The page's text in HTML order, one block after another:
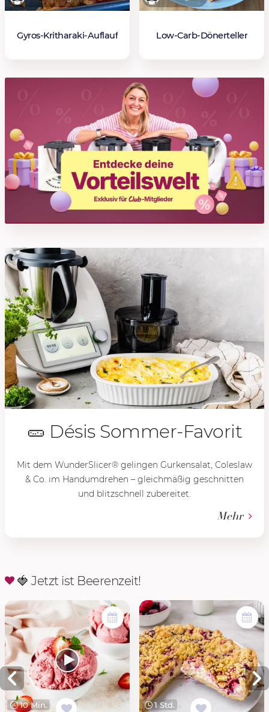
Gyros-Kritharaki-Auflauf Low-Carb-Dönerteller
🥒 Désis Sommer-Favorit
Mit dem WunderSlicer® gelingen Gurkensalat, Coleslaw
& Co. im Handumdrehen – gleichmäßig geschnitten
und blitzschnell zubereitet.
Mehr
🍓 Jetzt ist Beerenzeit!
10 Min. 1 Std.